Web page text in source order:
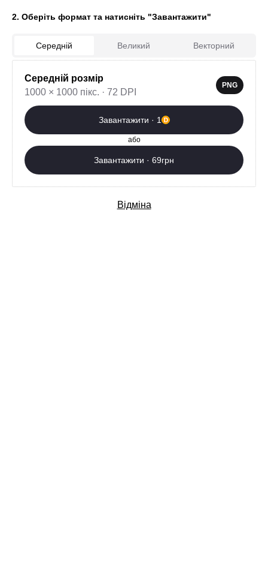
0
Додаткові послуги
2. Оберіть формат та натисніть "Завантажити"
Середній Великий Векторний
Середній розмір
1000 × 1000 пікс. · 72 DPI
PNG
Завантажити · 1
або
Завантажити · 69грн
Відміна